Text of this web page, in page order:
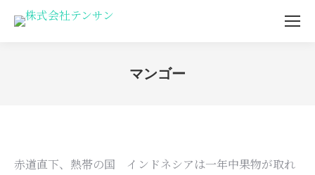
マンゴー
赤道直下、熱帯の国 インドネシアは一年中果物が取れ